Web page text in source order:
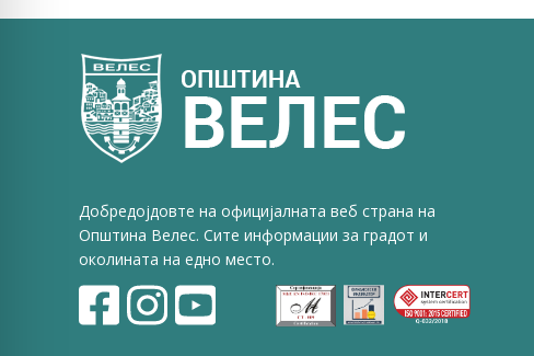
Добредојдовте на официјалната веб страна на
Општина Велес. Сите информации за градот и
околината на едно место.